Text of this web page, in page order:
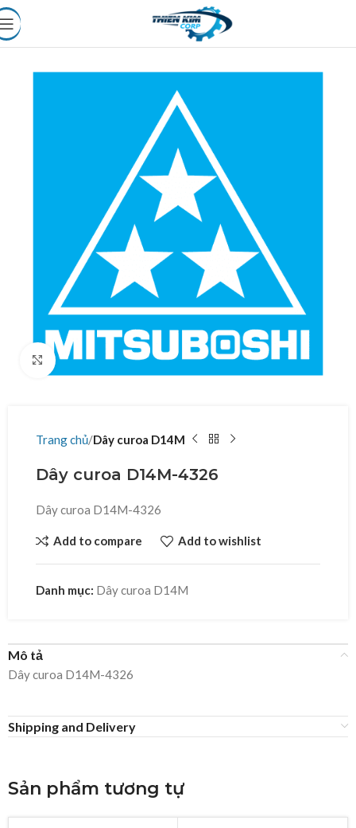
Click to enlarge
Trang chủ Dây curoa D14M
Dây curoa D14M-4326
Dây curoa D14M-4326
Add to compare Add to wishlist
Danh mục: Dây curoa D14M
Mô tả
Dây curoa D14M-4326
Shipping and Delivery
Sản phẩm tương tự